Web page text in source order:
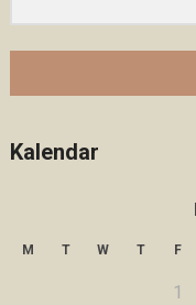
Kalendar
M T W T F
1